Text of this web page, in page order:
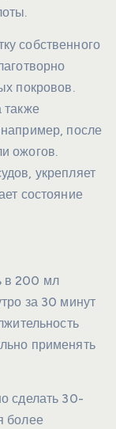
собственного
покровов.
также
после
ожогов.
укрепляет
состояние
в 200 мл
за 30 минут
применять
сделать 30-
более